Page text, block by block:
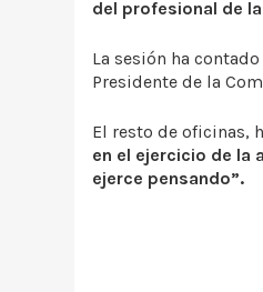
del profesional de
La sesión ha
Presidente de la
El resto de oficinas,
en el ejercicio de la
ejerce pensando”.